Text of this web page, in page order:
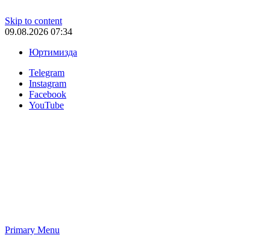
Skip to content
09.08.2026 07:34
Юртимизда
Telegram
Instagram
Facebook
YouTube
Primary Menu